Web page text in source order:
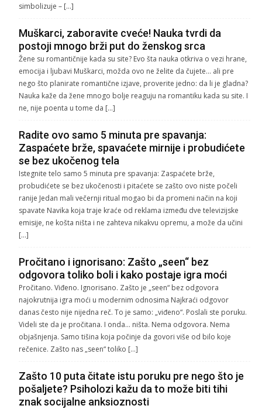
simbolizuje – […]
Muškarci, zaboravite cveće! Nauka tvrdi da
postoji mnogo brži put do ženskog srca
Žene su romantičnije kada su site? Evo šta nauka otkriva o vezi hrane,
emocija i ljubavi Muškarci, možda ovo ne želite da čujete… ali pre
nego što planirate romantične izjave, proverite jedno: da li je gladna?
Nauka kaže da žene mnogo bolje reaguju na romantiku kada su site. I
ne, nije poenta u tome da […]
Radite ovo samo 5 minuta pre spavanja:
Zaspaćete brže, spavaćete mirnije i probudićete
se bez ukočenog tela
Istegnite telo samo 5 minuta pre spavanja: Zaspaćete brže,
probudićete se bez ukočenosti i pitaćete se zašto ovo niste počeli
ranije Jedan mali večernji ritual mogao bi da promeni način na koji
spavate Navika koja traje kraće od reklama između dve televizijske
emisije, ne košta ništa i ne zahteva nikakvu opremu, a može da učini
[…]
Pročitano i ignorisano: Zašto „seen“ bez
odgovora toliko boli i kako postaje igra moći
Pročitano. Viđeno. Ignorisano. Zašto je „seen“ bez odgovora
najokrutnija igra moći u modernim odnosima Najkraći odgovor
danas često nije nijedna reč. To je samo: „viđeno“. Poslali ste poruku.
Videli ste da je pročitana. I onda… ništa. Nema odgovora. Nema
objašnjenja. Samo tišina koja počinje da govori više od bilo koje
rečenice. Zašto nas „seen“ toliko […]
Zašto 10 puta čitate istu poruku pre nego što je
pošaljete? Psiholozi kažu da to može biti tihi
znak socijalne anksioznosti